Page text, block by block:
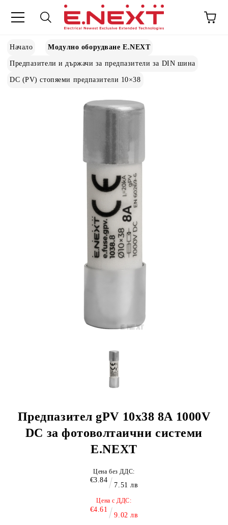
Начало Модулно оборудване E.NEXT
Предпазители и държачи за предпазители за DIN шина
DC (PV) стопяеми предпазители 10×38
Предпазител gPV 10x38 8A 1000V
DC за фотоволтаични системи
E.NEXT
Цена без ДДС:
€3.84
7.51 лв
Цена с ДДС:
€4.61
9.02 лв